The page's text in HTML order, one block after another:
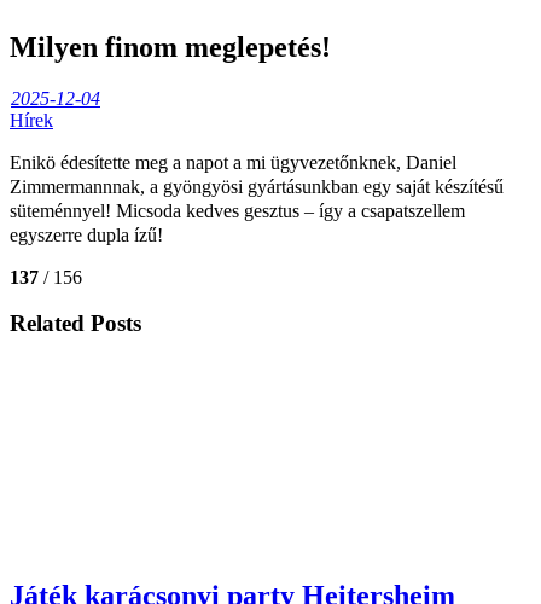
Milyen finom meglepetés!
2025-12-04
Hírek
Enikö édesítette meg a napot a mi ügyvezetőnknek, Daniel
Zimmermannnak, a gyöngyösi gyártásunkban egy saját készítésű
süteménnyel! Micsoda kedves gesztus – így a csapatszellem
egyszerre dupla ízű!
137 / 156
Related Posts
Játék karácsonyi party Heitersheim